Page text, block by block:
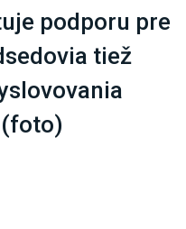
podporu pre
tiež